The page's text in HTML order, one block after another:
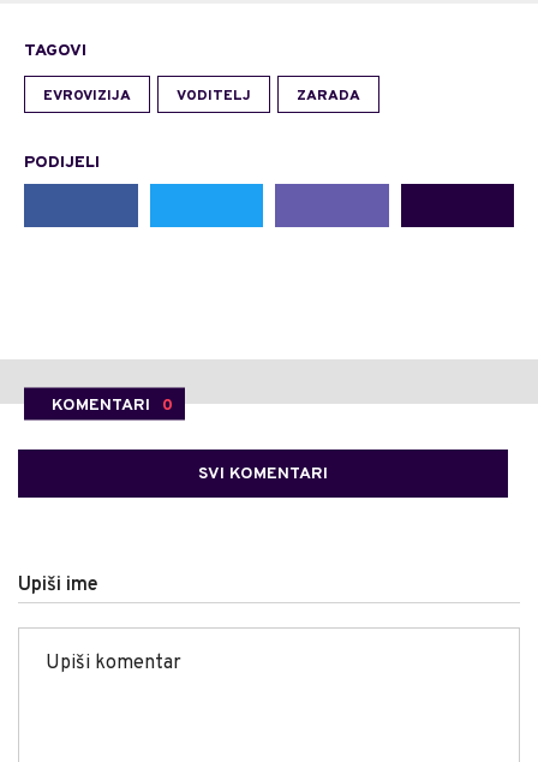
TAGOVI
EVROVIZIJA VODITELJ ZARADA
PODIJELI
KOMENTARI 0
SVI KOMENTARI
Upiši ime